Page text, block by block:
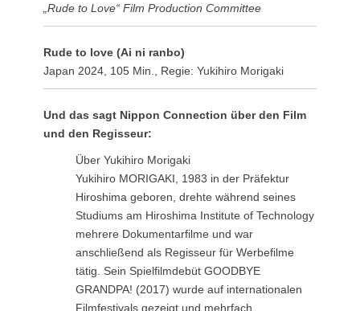
„Rude to Love“ Film Production Committee
Rude to love (Ai ni ranbo)
Japan 2024, 105 Min., Regie: Yukihiro Morigaki
Und das sagt Nippon Connection über den Film
und den Regisseur:
Über Yukihiro Morigaki
Yukihiro MORIGAKI, 1983 in der Präfektur
Hiroshima geboren, drehte während seines
Studiums am Hiroshima Institute of Technology
mehrere Dokumentarfilme und war
anschließend als Regisseur für Werbefilme
tätig. Sein Spielfilmdebüt GOODBYE
GRANDPA! (2017) wurde auf internationalen
Filmfestivals gezeigt und mehrfach